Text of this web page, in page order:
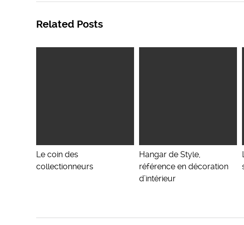
Related Posts
Le coin des
collectionneurs
Hangar de Style,
référence en décoration
d’intérieur